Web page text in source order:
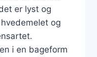
er lyst og
og
i en bageform